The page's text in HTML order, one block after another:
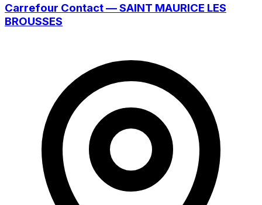
Carrefour Contact — SAINT MAURICE LES
BROUSSES